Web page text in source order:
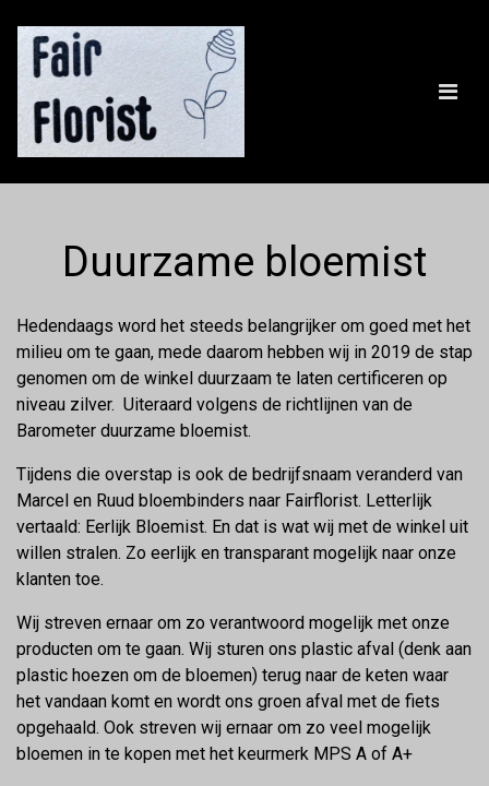
Duurzame bloemist
Hedendaags word het steeds belangrijker om goed met het
milieu om te gaan, mede daarom hebben wij in 2019 de stap
genomen om de winkel duurzaam te laten certificeren op
niveau zilver. Uiteraard volgens de richtlijnen van de
Barometer duurzame bloemist.
Tijdens die overstap is ook de bedrijfsnaam veranderd van
Marcel en Ruud bloembinders naar Fairflorist. Letterlijk
vertaald: Eerlijk Bloemist. En dat is wat wij met de winkel uit
willen stralen. Zo eerlijk en transparant mogelijk naar onze
klanten toe.
Wij streven ernaar om zo verantwoord mogelijk met onze
producten om te gaan. Wij sturen ons plastic afval (denk aan
plastic hoezen om de bloemen) terug naar de keten waar
het vandaan komt en wordt ons groen afval met de fiets
opgehaald. Ook streven wij ernaar om zo veel mogelijk
bloemen in te kopen met het keurmerk MPS A of A+